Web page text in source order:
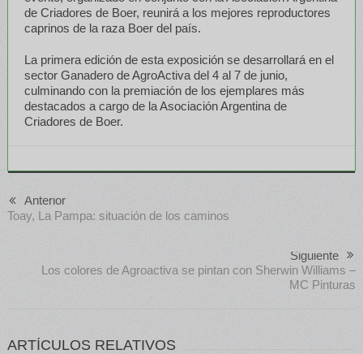
de Criadores de Boer, reunirá a los mejores reproductores
caprinos de la raza Boer del país.
La primera edición de esta exposición se desarrollará en el
sector Ganadero de AgroActiva del 4 al 7 de junio,
culminando con la premiación de los ejemplares más
destacados a cargo de la Asociación Argentina de
Criadores de Boer.
Anterior
Toay, La Pampa: situación de los caminos
Siguiente
Los colores de Agroactiva se pintan con Sherwin Williams –
MC Pinturas
ARTÍCULOS RELATIVOS